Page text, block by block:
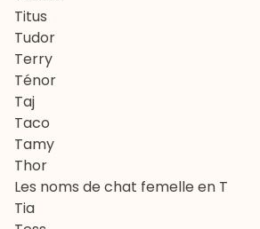
Titus
Tudor
Terry
Ténor
Taj
Taco
Tamy
Thor
Les noms de chat femelle en T
Tia